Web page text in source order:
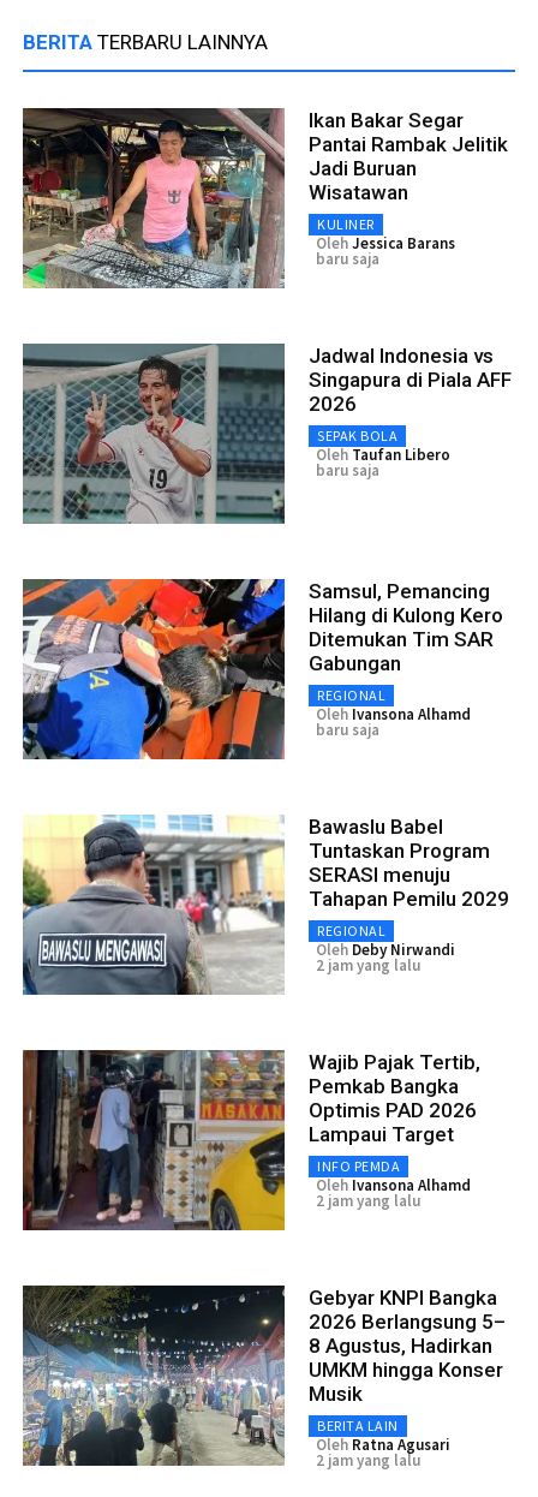
BERITA TERBARU LAINNYA
Ikan Bakar Segar
Pantai Rambak Jelitik
Jadi Buruan
Wisatawan
KULINER
OlehJessica Barans
baru saja
Jadwal Indonesia vs
Singapura di Piala AFF
2026
SEPAK BOLA
Oleh Taufan Libero
baru saja
Samsul, Pemancing
Hilang di Kulong Kero
Ditemukan Tim SAR
Gabungan
REGIONAL
Oleh Ivansona Alhamd
baru saja
Bawaslu Babel
Tuntaskan Program
SERASI menuju
Tahapan Pemilu 2029
REGIONAL
Oleh Deby Nirwandi
2 jam yang lalu
Wajib Pajak Tertib,
Pemkab Bangka
Optimis PAD 2026
Lampaui Target
INFO PEMDA
Oleh Ivansona Alhamd
2 jam yang lalu
Gebyar KNPI Bangka
2026 Berlangsung 5–
8 Agustus, Hadirkan
UMKM hingga Konser
Musik
BERITA LAIN
Oleh Ratna Agusari
2 jam yang lalu